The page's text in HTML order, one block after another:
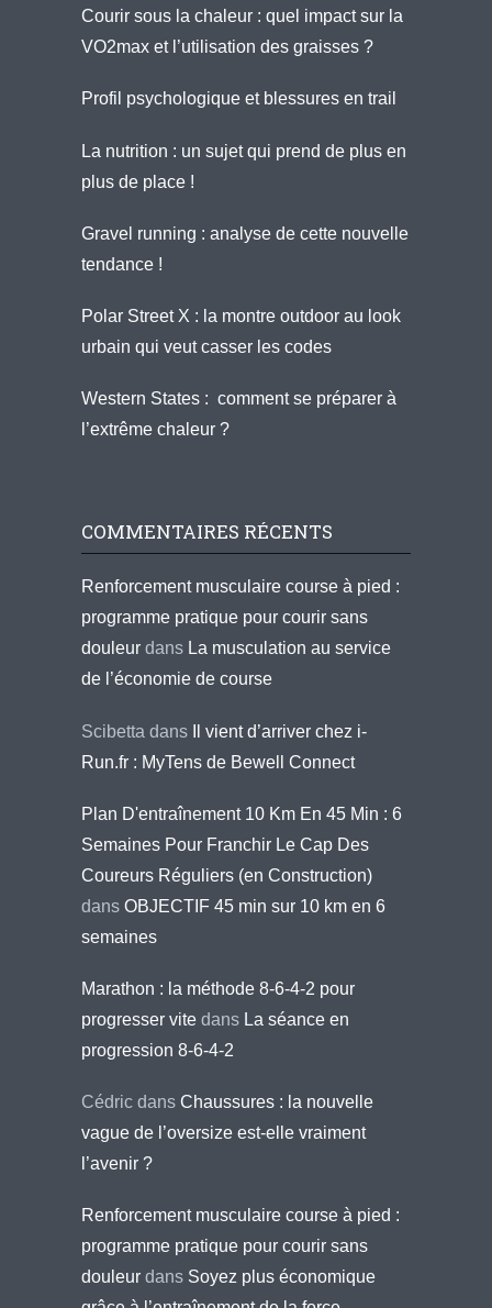
Courir sous la chaleur : quel impact sur la
VO2max et l’utilisation des graisses ?
Profil psychologique et blessures en trail
La nutrition : un sujet qui prend de plus en
plus de place !
Gravel running : analyse de cette nouvelle
tendance !
Polar Street X : la montre outdoor au look
urbain qui veut casser les codes
Western States : comment se préparer à
l’extrême chaleur ?
COMMENTAIRES RÉCENTS
Renforcement musculaire course à pied :
programme pratique pour courir sans
douleur dans La musculation au service
de l’économie de course
Scibetta dans
Il vient d’arriver chez i-
Run.fr : MyTens de Bewell Connect
Plan D'entraînement 10 Km En 45 Min : 6
Semaines Pour Franchir Le Cap Des
Coureurs Réguliers (en Construction)
dans OBJECTIF 45 min sur 10 km en 6
semaines
Marathon : la méthode 8-6-4-2 pour
progresser vite dans La séance en
progression 8-6-4-2
Cédric dans Chaussures : la nouvelle
vague de l’oversize est-elle vraiment
l’avenir ?
Renforcement musculaire course à pied :
programme pratique pour courir sans
douleur dans Soyez plus économique